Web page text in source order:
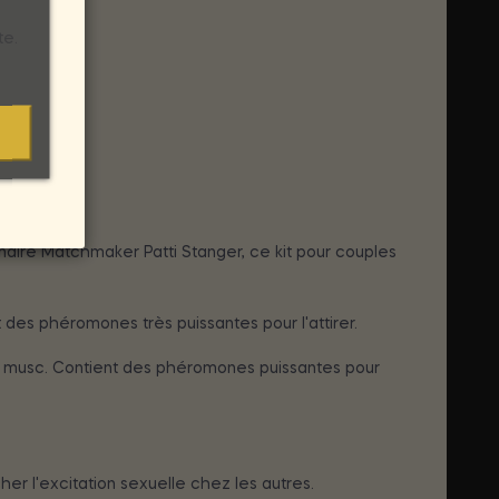
Matchmaker Patti Stanger, ce kit pour couples
phéromones très puissantes pour l'attirer.
Contient des phéromones puissantes pour
l'excitation sexuelle chez les autres.